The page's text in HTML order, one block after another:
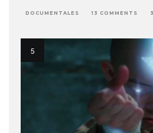
DOCUMENTALES 13 COMMENTS